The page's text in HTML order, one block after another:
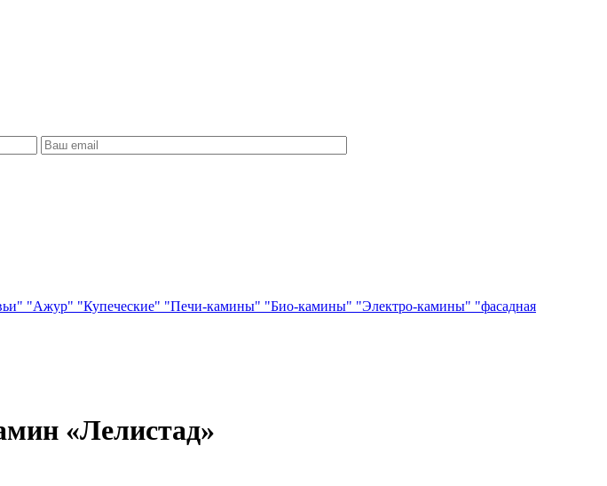
"Ажур" "Купеческие" "Печи-камины" "Био-камины" "Электро-камины" "фасадная
«Лелистад»